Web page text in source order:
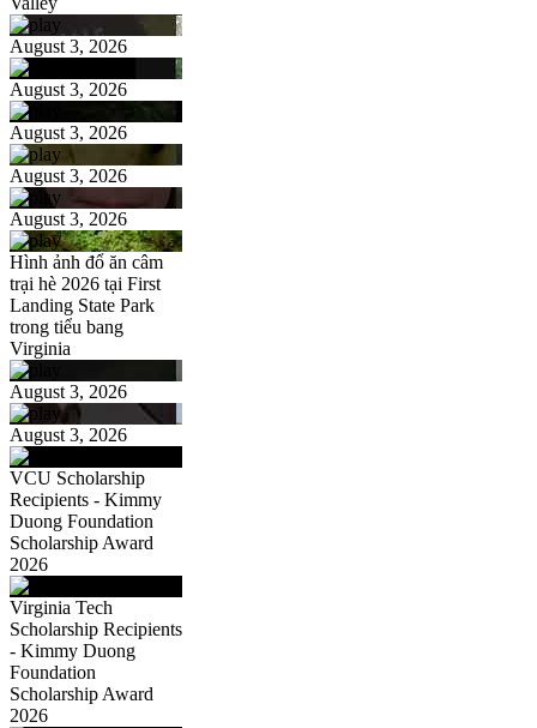
August 3, 2026
August 3, 2026
August 3, 2026
August 3, 2026
August 3, 2026
Hình ảnh đổ ăn câm
trại hè 2026 tại First
Landing State Park
trong tiểu bang
Virginia
August 3, 2026
August 3, 2026
VCU Scholarship
Recipients - Kimmy
Duong Foundation
Scholarship Award
2026
Virginia Tech
Scholarship Recipients
- Kimmy Duong
Foundation
Scholarship Award
2026